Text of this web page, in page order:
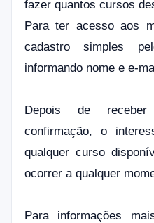
fazer quantos cursos
Para ter acesso aos
cadastro simples
informando nome e e-
Depois de
confirmação, o
qualquer curso
ocorrer a qualquer
Para informações